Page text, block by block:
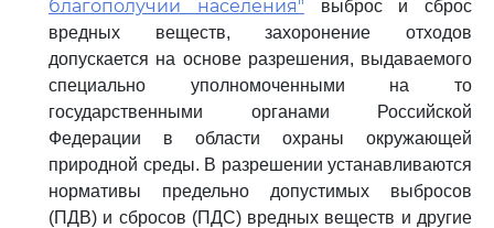
благополучии населения" выброс и сброс
вредных веществ, захоронение отходов
допускается на основе разрешения, выдаваемого
специально уполномоченными на то
государственными органами Российской
Федерации в области охраны окружающей
природной среды. В разрешении устанавливаются
нормативы предельно допустимых выбросов
(ПДВ) и сбросов (ПДС) вредных веществ и другие